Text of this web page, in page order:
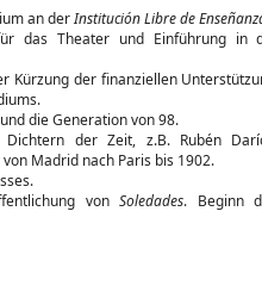
an derInstitución Libre de
das Theater und Einführung in
Kürzung der finanziellen
die Generation von 98.
der Zeit, z.B. Rubén
Madrid nach Paris bis 1902.
vonSoledades. Beginn